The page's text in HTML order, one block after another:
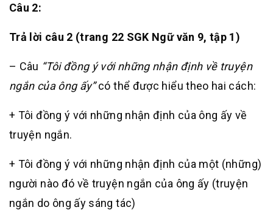
Câu 2:
Trả lời câu 2 (trang 22 SGK Ngữ văn 9, tập 1)
– Câu “Tôi đồng ý với những nhận định về truyện
ngắn của ông ấy”có thể được hiểu theo hai cách:
+ Tôi đồng ý với những nhận định của ông ấy về
truyện ngắn.
+ Tôi đồng ý với những nhận định của một (những)
người nào đó về truyện ngắn của ông ấy (truyện
ngắn do ông ấy sáng tác)